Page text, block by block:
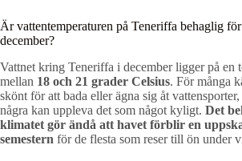
Är vattentemperaturen på Teneriffa behaglig
december?
Vattnet kring Teneriffa i december ligger på en
mellan 18 och 21 grader Celsius. För många
skönt för att bada eller ägna sig åt
några kan uppleva det som något kyligt. Det
klimatet gör ändå att havet förblir en
semestern för de flesta som reser till ön under